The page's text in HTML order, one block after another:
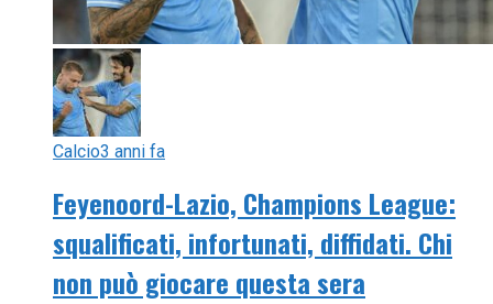
Calcio3 anni fa
Feyenoord-Lazio, Champions League:
squalificati, infortunati, diffidati. Chi
non può giocare questa sera